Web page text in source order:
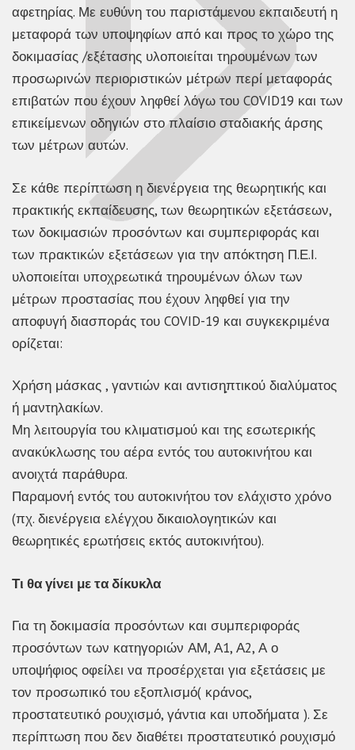
αφετηρίας. Με ευθύνη του παριστάµενου εκπαιδευτή η
μεταφορά των υποψηφίων από και προς το χώρο της
δοκιμασίας /εξέτασης υλοποιείται τηρουμένων των
προσωρινών περιοριστικών μέτρων περί μεταφοράς
επιβατών που έχουν ληφθεί λόγω του COVID19 και των
επικείμενων οδηγιών στο πλαίσιο σταδιακής άρσης
των μέτρων αυτών.
Σε κάθε περίπτωση η διενέργεια της θεωρητικής και
πρακτικής εκπαίδευσης, των θεωρητικών εξετάσεων,
των δοκιµασιών προσόντων και συμπεριφοράς και
των πρακτικών εξετάσεων για την απόκτηση Π.Ε.Ι.
υλοποιείται υποχρεωτικά τηρουμένων όλων των
μέτρων προστασίας που έχουν ληφθεί για την
αποφυγή διασποράς του COVID-19 και συγκεκριμένα
ορίζεται:
Χρήση μάσκας , γαντιών και αντιση̟πτικού διαλύματος
ή µαντηλακίων.
Μη λειτουργία του κλιματισμού και της εσωτερικής
ανακύκλωσης του αέρα εντός του αυτοκινήτου και
ανοιχτά παράθυρα.
Παραµονή εντός του αυτοκινήτου τον ελάχιστο χρόνο
(πχ. διενέργεια ελέγχου δικαιολογητικών και
θεωρητικές ερωτήσεις εκτός αυτοκινήτου).
Τι θα γίνει με τα δίκυκλα
Για τη δοκιμασία προσόντων και συμπεριφοράς
προσόντων των κατηγοριών ΑΜ, Α1, Α2, Α ο
υποψήφιος οφείλει να προσέρχεται για εξετάσεις με
τον προσωπικό του εξοπλισμό( κράνος,
προστατευτικό ρουχισμό, γάντια και υποδήματα ). Σε
περίπτωση που δεν διαθέτει προστατευτικό ρουχισµό